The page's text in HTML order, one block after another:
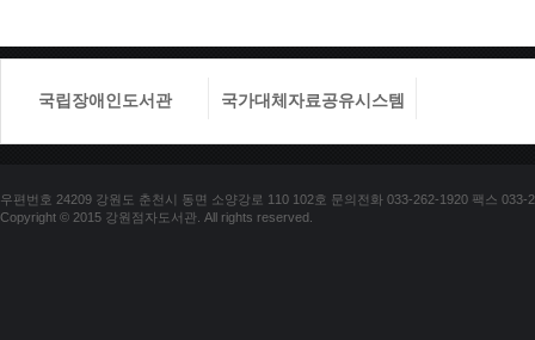
국립장애인도서관 국가대체자료공유시스템
우편번호 24209 강원도 춘천시 동면 소양강로 110 102호 문의전화 033-262-1920 팩스 033-
Copyright © 2015 강원점자도서관. All rights reserved.